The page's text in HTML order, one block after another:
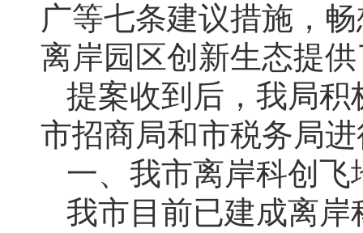
广等七条建议措施，
离岸园区创新生态提
提案收到后，我局
市招商局和市税务局
一、我市离岸科创飞
我市目前已建成离